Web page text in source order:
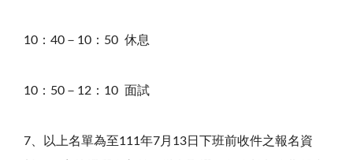
10 ： 40 － 10 ： 50 休息
10 ： 50 － 12 ： 10 面試
7 、以上名單為至111 年7月 13日下班前收件之報名資